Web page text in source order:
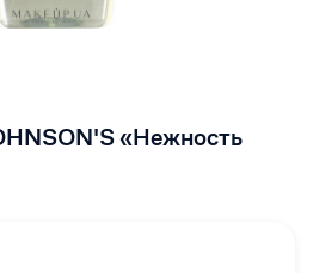
«Нежность